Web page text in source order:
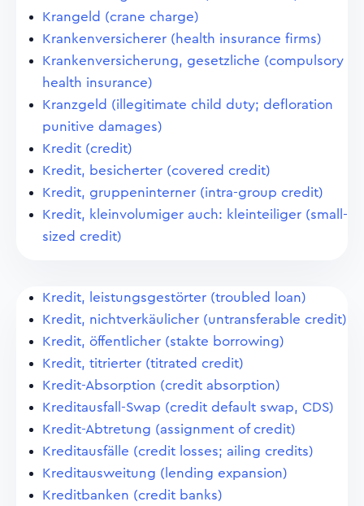
Krangeld (crane charge)
Krankenversicherer (health insurance firms)
Krankenversicherung, gesetzliche (compulsory
health insurance)
Kranzgeld (illegitimate child duty; defloration
punitive damages)
Kredit (credit)
Kredit, besicherter (covered credit)
Kredit, gruppeninterner (intra-group credit)
Kredit, kleinvolumiger auch: kleinteiliger (small-
sized credit)
Kredit, leistungsgestörter (troubled loan)
Kredit, nichtverkäulicher (untransferable credit)
Kredit, öffentlicher (stakte borrowing)
Kredit, titrierter (titrated credit)
Kredit-Absorption (credit absorption)
Kreditausfall-Swap (credit default swap, CDS)
Kredit-Abtretung (assignment of credit)
Kreditausfälle (credit losses; ailing credits)
Kreditausweitung (lending expansion)
Kreditbanken (credit banks)